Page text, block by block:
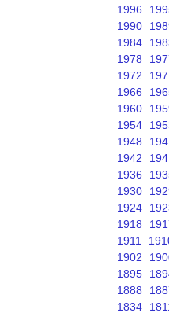
1996
1990
1984
1978
1972
1966
1960
1954
1948
1942
1936
1930
1924
1918
1911
1902
1895
1888
1834